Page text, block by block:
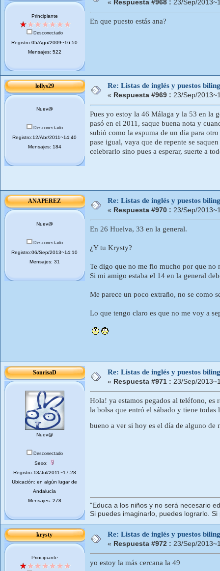
Principiante
Desconectado
Registro:05/Ago/2009~16:50
Mensajes: 522
« Respuesta #968 : 23/Sep/
En que puesto estás ana?
lollys29
Nuev@
Desconectado
Registro:12/Abr/2011~14:40
Mensajes: 184
Re: Listas de inglés y puestos
« Respuesta #969 : 23/Sep/
Pues yo estoy la 46 Málaga y la 53 en la
pasó en el 2011, saque buena nota y
subió como la espuma de un día para
pase igual, vaya que de repente se
celebrarlo sino pues a esperar, suerte a
ANAPEREZ
Nuev@
Desconectado
Registro:06/Sep/2013~14:10
Mensajes: 31
Re: Listas de inglés y puestos
« Respuesta #970 : 23/Sep/
En 26 Huelva, 33 en la general.
¿Y tu Krysty?
Te digo que no me fio mucho por que no
Si mi amigo estaba el 14 en la general
Me parece un poco extraño, no se como
Lo que tengo claro es que no me voy a
SonrisaD
Nuev@
Desconectado
Sexo:
Registro:13/Jul/2011~17:28
Ubicación: en algún lugar de
Andalucía
Mensajes: 278
Re: Listas de inglés y puestos
« Respuesta #971 : 23/Sep/
Hola! ya estamos pegados al teléfono, es
la bolsa que entró el sábado y tiene
bueno a ver si hoy es el día de alguno
"Educa a los niños y no será necesario
Si puedes imaginarlo, puedes lograrlo.
krysty
Principiante
Re: Listas de inglés y puestos
« Respuesta #972 : 23/Sep/
yo estoy la más cercana la 49